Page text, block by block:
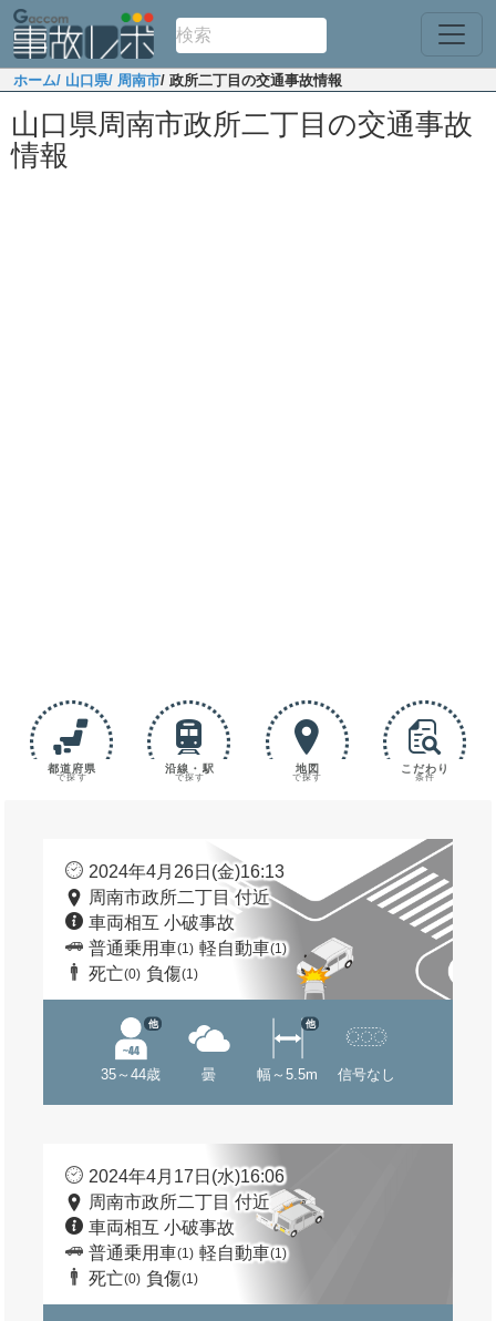
ホーム/ 山口県/ 周南市/ 政所二丁目の交通事故情報
山口県周南市政所二丁目の交通事故
情報
都道府県
で探す
沿線・駅
で探す
地図
で探す
こだわり
条件
2024年4月26日(金)16:13
周南市政所二丁目 付近
車両相互 小破事故
普通乗用車(1) 軽自動車(1)
死亡(0) 負傷(1)
35～44歳
他
曇 幅～5.5m
他
信号なし
2024年4月17日(水)16:06
周南市政所二丁目 付近
車両相互 小破事故
普通乗用車(1) 軽自動車(1)
死亡(0) 負傷(1)